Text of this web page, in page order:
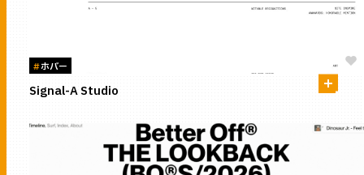
#ホバー
Signal-A Studio